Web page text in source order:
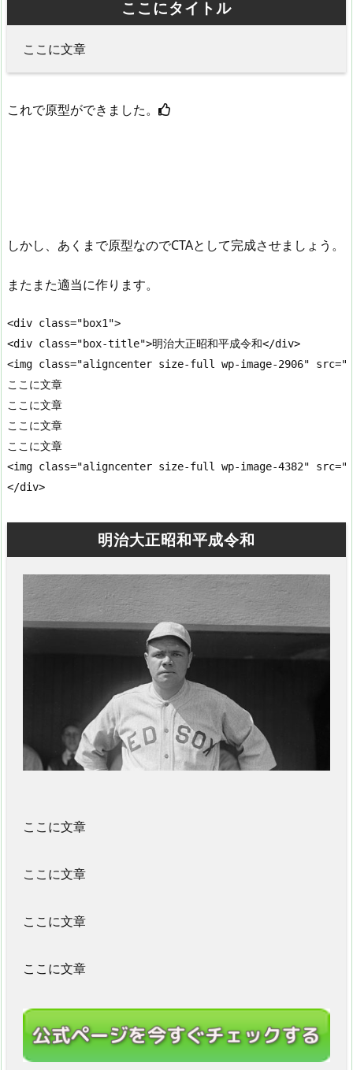
ここにタイトル
ここに文章
これで原型ができました。
しかし、あくまで原型なのでCTAとして完成させましょう。
またまた適当に作ります。
<div class="box1">
<div class="box-title">明治大正昭和平成令和</div>
<img class="aligncenter size-full wp-image-2906"
ここに文章
ここに文章
ここに文章
ここに文章
<img class="aligncenter size-full wp-image-4382"
</div>
明治大正昭和平成令和
ここに文章
ここに文章
ここに文章
ここに文章